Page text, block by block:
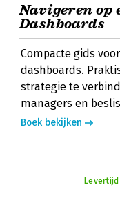
Navigeren op
Dashboards
Compacte gids
dashboards.
strategie te
managers en
Boek bekijken